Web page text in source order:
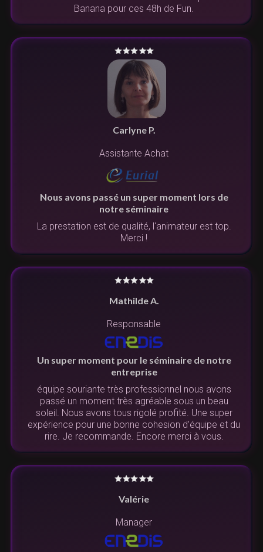
Banana pour ces 48h de Fun.
Carlyne P.
Assistante Achat
Nous avons passé un super moment lors de
notre séminaire
La prestation est de qualité, l'animateur est top.
Merci !
Mathilde A.
Responsable
Un super moment pour le séminaire de notre
entreprise
équipe souriante très professionnel nous avons
passé un moment très agréable sous un beau
soleil. Nous avons tous rigolé profité. Une super
expérience pour une bonne cohesion d’équipe et du
rire. Je recommande. Encore merci à vous.
Valérie
Manager